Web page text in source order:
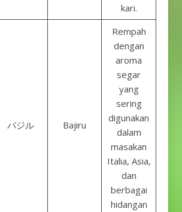
kari.
バジル Bajiru
Rempah
dengan
aroma
segar
yang
sering
digunakan
dalam
masakan
Italia, Asia,
dan
berbagai
hidangan